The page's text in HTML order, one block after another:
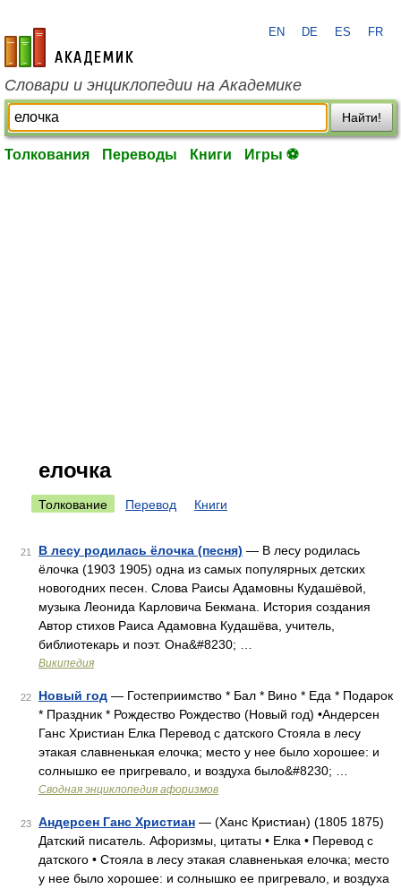
academic.ru
EN DE ES FR
Словари и энциклопедии на Академике
Найти!
Толкования Переводы Книги Игры ⚽
елочка
Толкование Перевод Книги
21 В лесу родилась ёлочка (песня) — В лесу родилась
ёлочка (1903 1905) одна из самых популярных детских
новогодних песен. Слова Раисы Адамовны Кудашёвой,
музыка Леонида Карловича Бекмана. История создания
Aвтор стихов Раиса Адамовна Кудашёва, учитель,
библиотекарь и поэт. Она&#8230; …
Википедия
22 Новый год — Гостеприимство * Бал * Вино * Еда * Подарок
* Праздник * Рождество Рождество (Новый год) •Андерсен
Ганс Христиан Елка Перевод с датского Стояла в лесу
этакая славненькая елочка; место у нее было хорошее: и
солнышко ее пригревало, и воздуха было&#8230; …
Сводная энциклопедия афоризмов
23 Андерсен Ганс Христиан — (Ханс Кристиан) (1805 1875)
Датский писатель. Афоризмы, цитаты • Елка • Перевод с
датского • Стояла в лесу этакая славненькая елочка; место
у нее было хорошее: и солнышко ее пригревало, и воздуха